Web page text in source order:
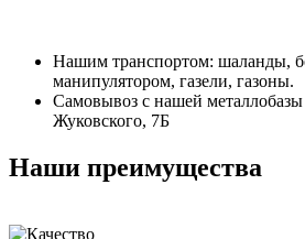
Нашим транспортом: шаланды,
манипулятором, газели, газоны.
Самовывоз с нашей металлобазы
Жуковского, 7Б
Наши преимущества